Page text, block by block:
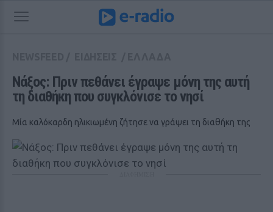
Νάξος: Πριν πεθάνει έγραψε μόνη της αυτή
τη διαθήκη που συγκλόνισε το νησί
Μία καλόκαρδη ηλικιωμένη ζήτησε να γράψει τη διαθήκη της